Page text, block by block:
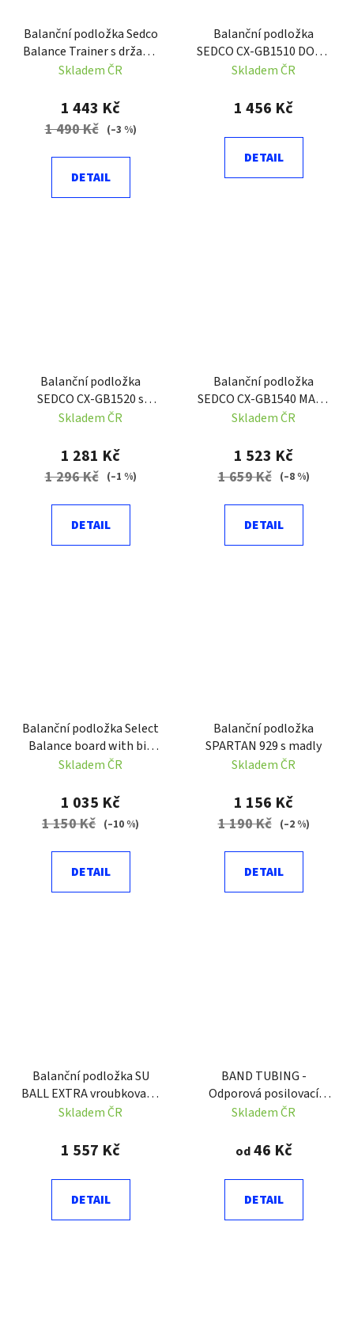
Balanční podložka Sedco
Balance Trainer s držadly
58 cm
Skladem ČR
1 443 Kč
1 490 Kč (–3 %)
DETAIL
Balanční podložka
SEDCO CX-GB1510 DOME
BALL 60 cm s madly
Skladem ČR
1 456 Kč
DETAIL
Balanční podložka
SEDCO CX-GB1520 s
madly - 58 CM
Skladem ČR
1 281 Kč
1 296 Kč (–1 %)
DETAIL
Balanční podložka
SEDCO CX-GB1540 MAZE
GAME 58 cm s madly
Skladem ČR
1 523 Kč
1 659 Kč (–8 %)
DETAIL
Balanční podložka Select
Balance board with big
ball hnědá Velikost: NS
Skladem ČR
1 035 Kč
1 150 Kč (–10 %)
DETAIL
Balanční podložka
SPARTAN 929 s madly
Skladem ČR
1 156 Kč
1 190 Kč (–2 %)
DETAIL
Balanční podložka SU
BALL EXTRA vroubkovaná
63cm SEDCO
Skladem ČR
1 557 Kč
DETAIL
BAND TUBING -
Odporová posilovací
guma - LATEX FREE - 1 m
Skladem ČR
od46 Kč
DETAIL